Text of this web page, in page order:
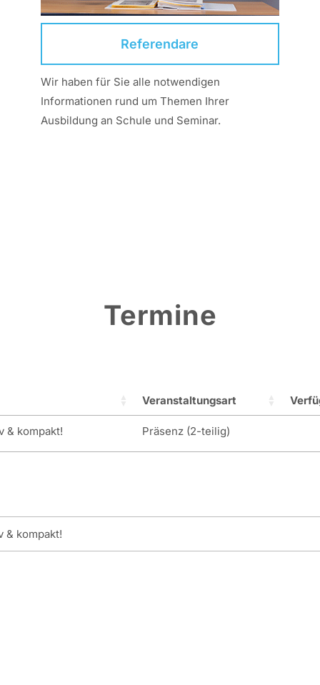
Referendare
Wir haben für Sie alle notwendigen
Informationen rund um Themen Ihrer
Ausbildung an Schule und Seminar.
Termine
Veranstaltungsart
& kompakt! Präsenz (2-teilig)
& kompakt!